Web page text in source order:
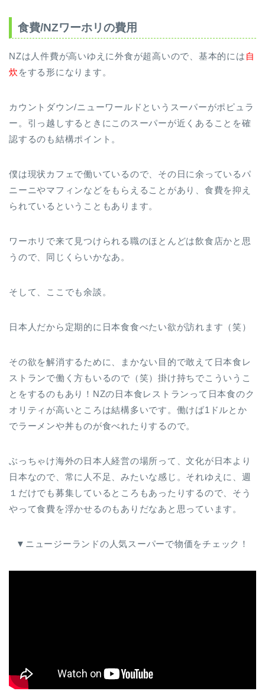
食費/NZワーホリの費用
NZは人件費が高いゆえに外食が超高いので、基本的には 自
炊 をする形になります。
カウントダウン/ニューワールドというスーパーがポピュラ
ー。引っ越しするときにこのスーパーが近くあることを確
認するのも結構ポイント。
僕は現状カフェで働いているので、その日に余っているパ
ニーニやマフィンなどをもらえることがあり、食費を抑え
られているということもあります。
ワーホリで来て見つけられる職のほとんどは飲食店かと思
うので、同じくらいかなあ。
そして、ここでも余談。
日本人だから定期的に日本食食べたい欲が訪れます（笑）
その欲を解消するために、まかない目的で敢えて日本食レ
ストランで働く方もいるので（笑）掛け持ちでこういうこ
とをするのもあり！NZの日本食レストランって日本食のク
オリティが高いところは結構多いです。働けば1ドルとか
でラーメンや丼ものが食べれたりするので。
ぶっちゃけ海外の日本人経営の場所って、文化が日本より
日本なので、常に人不足、みたいな感じ。それゆえに、週
１だけでも募集しているところもあったりするので、そう
やって食費を浮かせるのもありだなあと思っています。
▼ニュージーランドの人気スーパーで物価をチェック！